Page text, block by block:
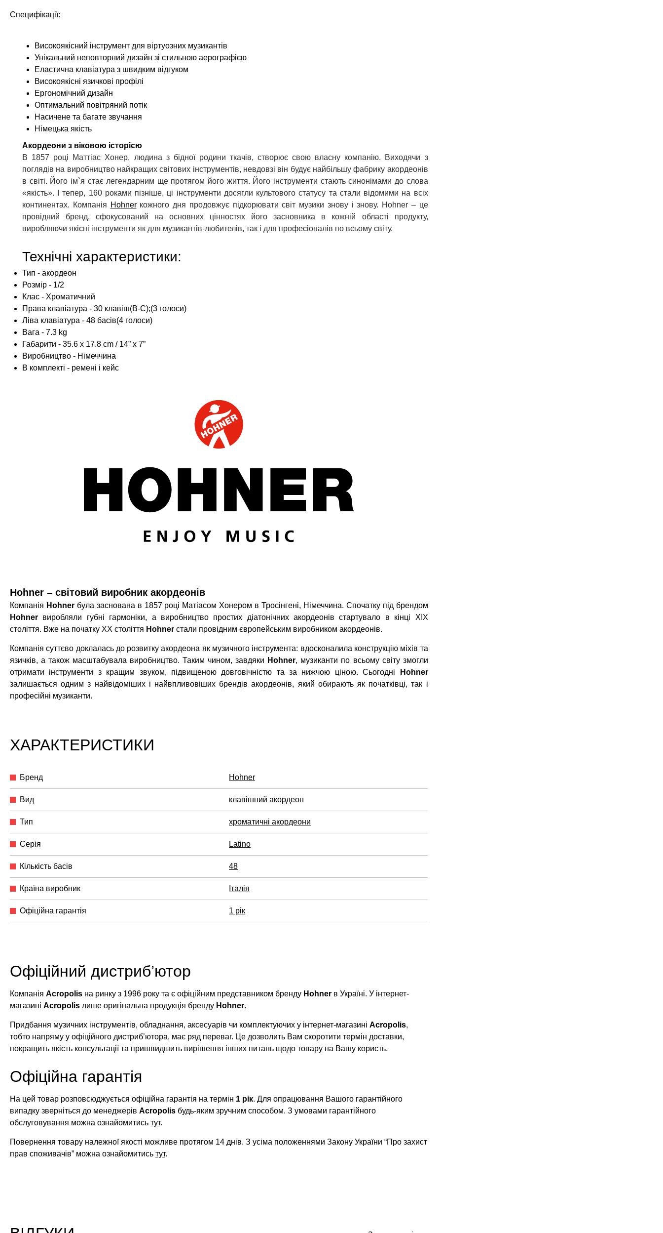
Специфікації:
Високоякісний інструмент для віртуозних музикантів
Унікальний неповторний дизайн зі стильною аерографією
Еластична клавіатура з швидким відгуком
Високоякісні язичкові профілі
Ергономічний дизайн
Оптимальний повітряний потік
Насичене та багате звучання
Німецька якість
Акордеони з віковою історією
В 1857 році Маттіас Хонер, людина з бідної родини ткачів, створює свою власну компанію. Виходячи з
поглядів на виробництво найкращих світових інструментів, невдовзі він будує найбільшу фабрику акордеонів
в світі. Його ім`я стає легендарним ще протягом його життя. Його інструменти стають синонімами до слова
«якість». І тепер, 160 роками пізніше, ці інструменти досягли культового статусу та стали відомими на всіх
континентах. Компанія Hohnerкожного дня продовжує підкорювати світ музики знову і знову. Hohner – це
провідний бренд, сфокусований на основних цінностях його засновника в кожній області продукту,
виробляючи якісні інструменти як для музикантів-любителів, так і для професіоналів по всьому світу.
Технічні характеристики:
Тип - акордеон
Розмір - 1/2
Клас - Хроматичний
Права клавіатура - 30 клавіш(B-C);(3 голоси)
Ліва клавіатура - 48 басів(4 голоси)
Вага - 7.3 kg
Габарити - 35.6 x 17.8 cm / 14” x 7”
Виробництво - Німеччина
В комплекті - ремені і кейс
Hohner – світовий виробник акордеонів
Компанія Hohner була заснована в 1857 році Матіасом Хонером в Тросінгені, Німеччина. Спочатку під брендом
Hohner виробляли губні гармоніки, а виробництво простих діатонічних акордеонів стартувало в кінці XIX
століття. Вже на початку XX століття Hohner стали провідним європейським виробником акордеонів.
Компанія суттєво доклалась до розвитку акордеона як музичного інструмента: вдосконалила конструкцію міхів та
язичків, а також масштабувала виробництво. Таким чином, завдяки Hohner, музиканти по всьому світу змогли
отримати інструменти з кращим звуком, підвищеною довговічністю та за нижчою ціною. Сьогодні
Hohner
залишається одним з найвідоміших і найвпливовіших брендів акордеонів, який обирають як початківці, так і
професійні музиканти.
ХАРАКТЕРИСТИКИ
Бренд Hohner
Вид клавішний акордеон
Тип хроматичні акордеони
Серія Latino
Кількість басів 48
Країна виробник Італія
Офіційна гарантія 1 рік
Офіційний дистриб’ютор
Компанія Acropolis на ринку з 1996 року та є офіційним представником бренду Hohner в Україні. У інтернет-
магазині Acropolis лише оригінальна продукція бренду Hohner.
Придбання музичних інструментів, обладнання, аксесуарів чи комплектуючих у інтернет-магазині Acropolis,
тобто напряму у офіційного дистриб’ютора, має ряд переваг. Це дозволить Вам скоротити термін доставки,
покращить якість консультації та пришвидшить вирішення інших питань щодо товару на Вашу користь.
Офіційна гарантія
На цей товар розповсюджується офіційна гарантія на термін 1 рік. Для опрацювання Вашого гарантійного
випадку зверніться до менеджерів Acropolis будь-яким зручним способом. З умовами гарантійного
обслуговування можна ознайомитись тут.
Повернення товару належної якості можливе протягом 14 днів. З усіма положеннями Закону України “Про захист
прав споживачів” можна ознайомитись тут.